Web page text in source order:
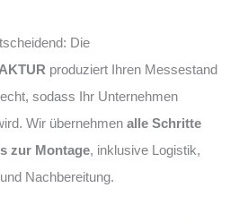
Die
produziert Ihren Messestand
sodass Ihr Unternehmen
Wir übernehmen alle Schritte
zur Montage, inklusive Logistik,
Nachbereitung.